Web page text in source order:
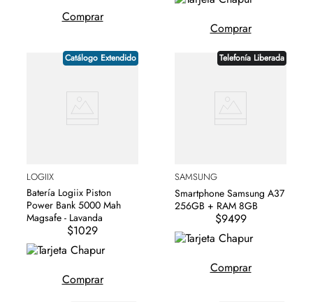
Comprar
Comprar
Catálogo Extendido
LOGIIX
Batería Logiix Piston
Power Bank 5000 Mah
Magsafe - Lavanda
$1029
Comprar
Telefonía Liberada
SAMSUNG
Smartphone Samsung A37
256GB + RAM 8GB
$9499
Comprar